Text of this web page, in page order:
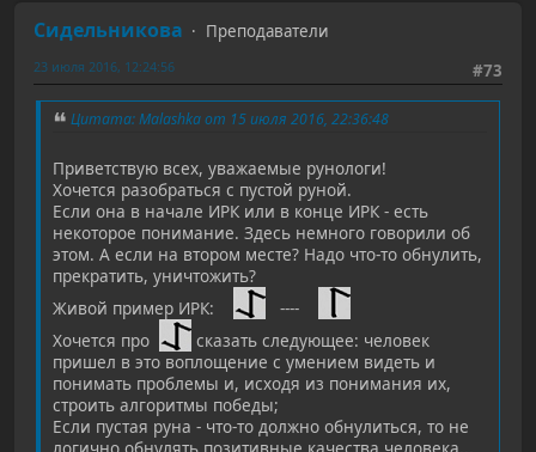
Сидельникова
Преподаватели
#73
23 июля 2016, 12:24:56
Цитата: Malashka от 15 июля 2016, 22:36:48
Приветствую всех, уважаемые рунологи!
Хочется разобраться с пустой руной.
Если она в начале ИРК или в конце ИРК - есть
некоторое понимание. Здесь немного говорили об
этом. А если на втором месте? Надо что-то обнулить,
прекратить, уничтожить?
Живой пример ИРК:
----
Хочется про
сказать следующее: человек
пришел в это воплощение с умением видеть и
понимать проблемы и, исходя из понимания их,
строить алгоритмы победы;
Если пустая руна - что-то должно обнулиться, то не